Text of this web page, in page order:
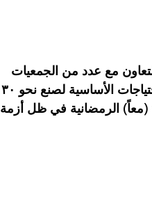
مع عدد من الجمعيات
كانطلاقة لحملة (معاً) الرمضانية في ظل أزمة